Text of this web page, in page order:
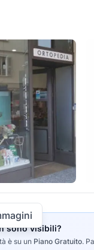
sono visibili?
è su un Piano Gratuito.